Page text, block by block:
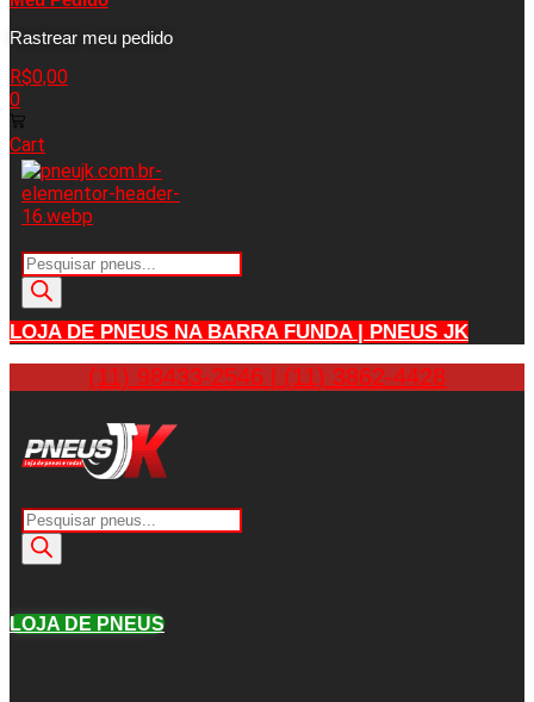
Rastrear meu pedido
R$0,00
0
Cart
Pesquisar
produtos
LOJA DE PNEUS NA BARRA FUNDA | PNEUS JK
(11) 98433-2546 | (11) 3862-4428
Pesquisar
produtos
LOJA DE PNEUS